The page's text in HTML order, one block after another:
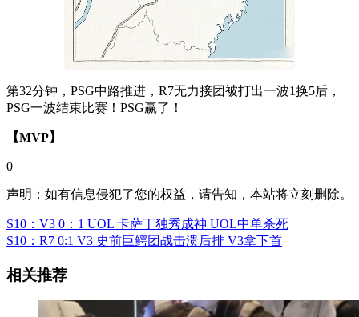
第32分钟，PSG中路推进，R7无力接团被打出一波1换5后，
PSG一波结束比赛！PSG赢了！
【MVP】
0
声明：如有信息侵犯了您的权益，请告知，本站将立刻删除。
S10：V3 0：1 UOL 卡萨丁独秀成神 UOL中单杀死
S10：R7 0:1 V3 史前巨鳄团战击溃后排 V3拿下首
相关推荐